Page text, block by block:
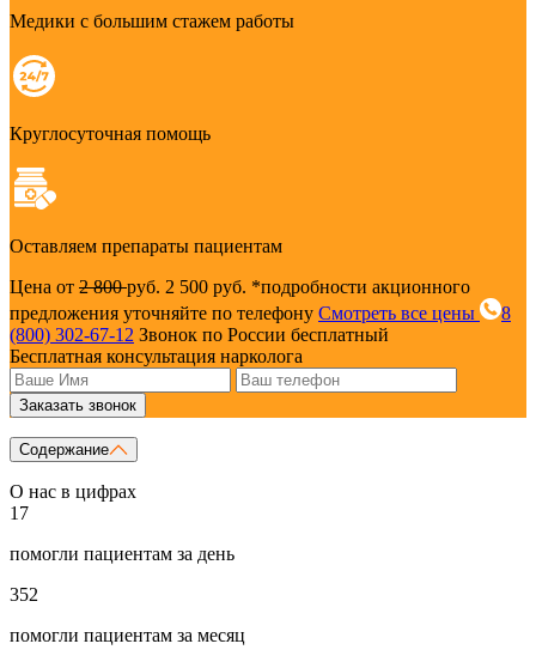
Медики с большим стажем работы
Круглосуточная помощь
Оставляем препараты пациентам
Цена от 2 800руб. 2 500 руб. *подробности акционного
предложения уточняйте по телефону Смотреть все цены
8
(800) 302-67-12 Звонок по России бесплатный
Бесплатная консультация нарколога
Заказать звонок
Содержание
О нас в цифрах
17
помогли пациентам за день
352
помогли пациентам за месяц